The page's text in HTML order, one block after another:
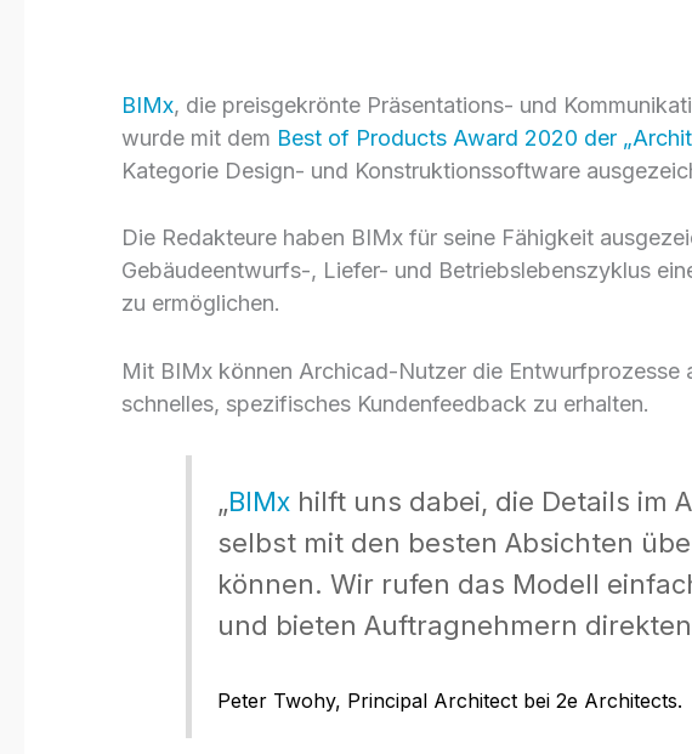
BIMx, die preisgekrönte Präsentations- und
wurde mit dem Best of Products Award 2020 der
Kategorie Design- und Konstruktionssoftware
Die Redakteure haben BIMx für seine Fähigkeit
Gebäudeentwurfs-, Liefer- und Betriebslebenszyklus
zu ermöglichen.
Mit BIMx können Archicad-Nutzer die Entwurfprozesse
schnelles, spezifisches Kundenfeedback zu erhalten.
„BIMxhilft uns dabei, die Details im
selbst mit den besten Absichten
können. Wir rufen das Modell
und bieten Auftragnehmern
Peter Twohy, Principal Architect bei 2e Architects.